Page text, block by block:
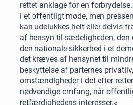
rettet anklage for en
i et offentligt møde, men
kan udelukkes helt eller delvis
af hensyn til sædeligheden, den
den nationale sikkerhed i et
det kræves af hensynet til
beskyttelse af parternes
omstændigheder i det efter
nødvendige omfang, når
retfærdighedens interesser.«